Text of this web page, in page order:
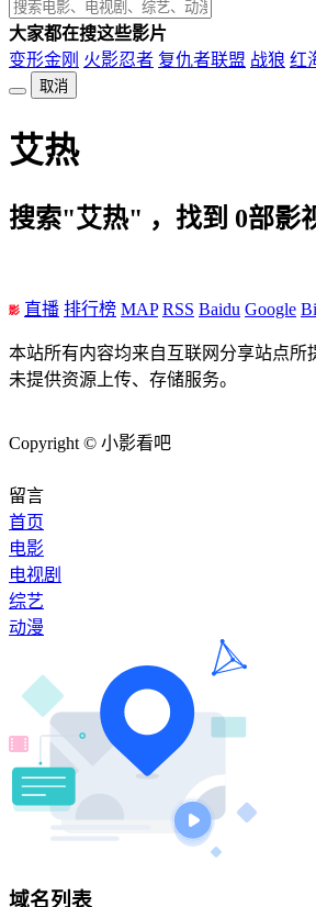
大家都在搜这些影片
变形金刚 火影忍者 复仇者联盟 战狼 红
取消
艾热
搜索"艾热" ，找到 0部影
直播 排行榜 MAP RSS Baidu Google
本站所有内容均来自互联网分享站点所
未提供资源上传、存储服务。
Copyright © 小影看吧
留言
首页
电影
电视剧
综艺
动漫
域名列表